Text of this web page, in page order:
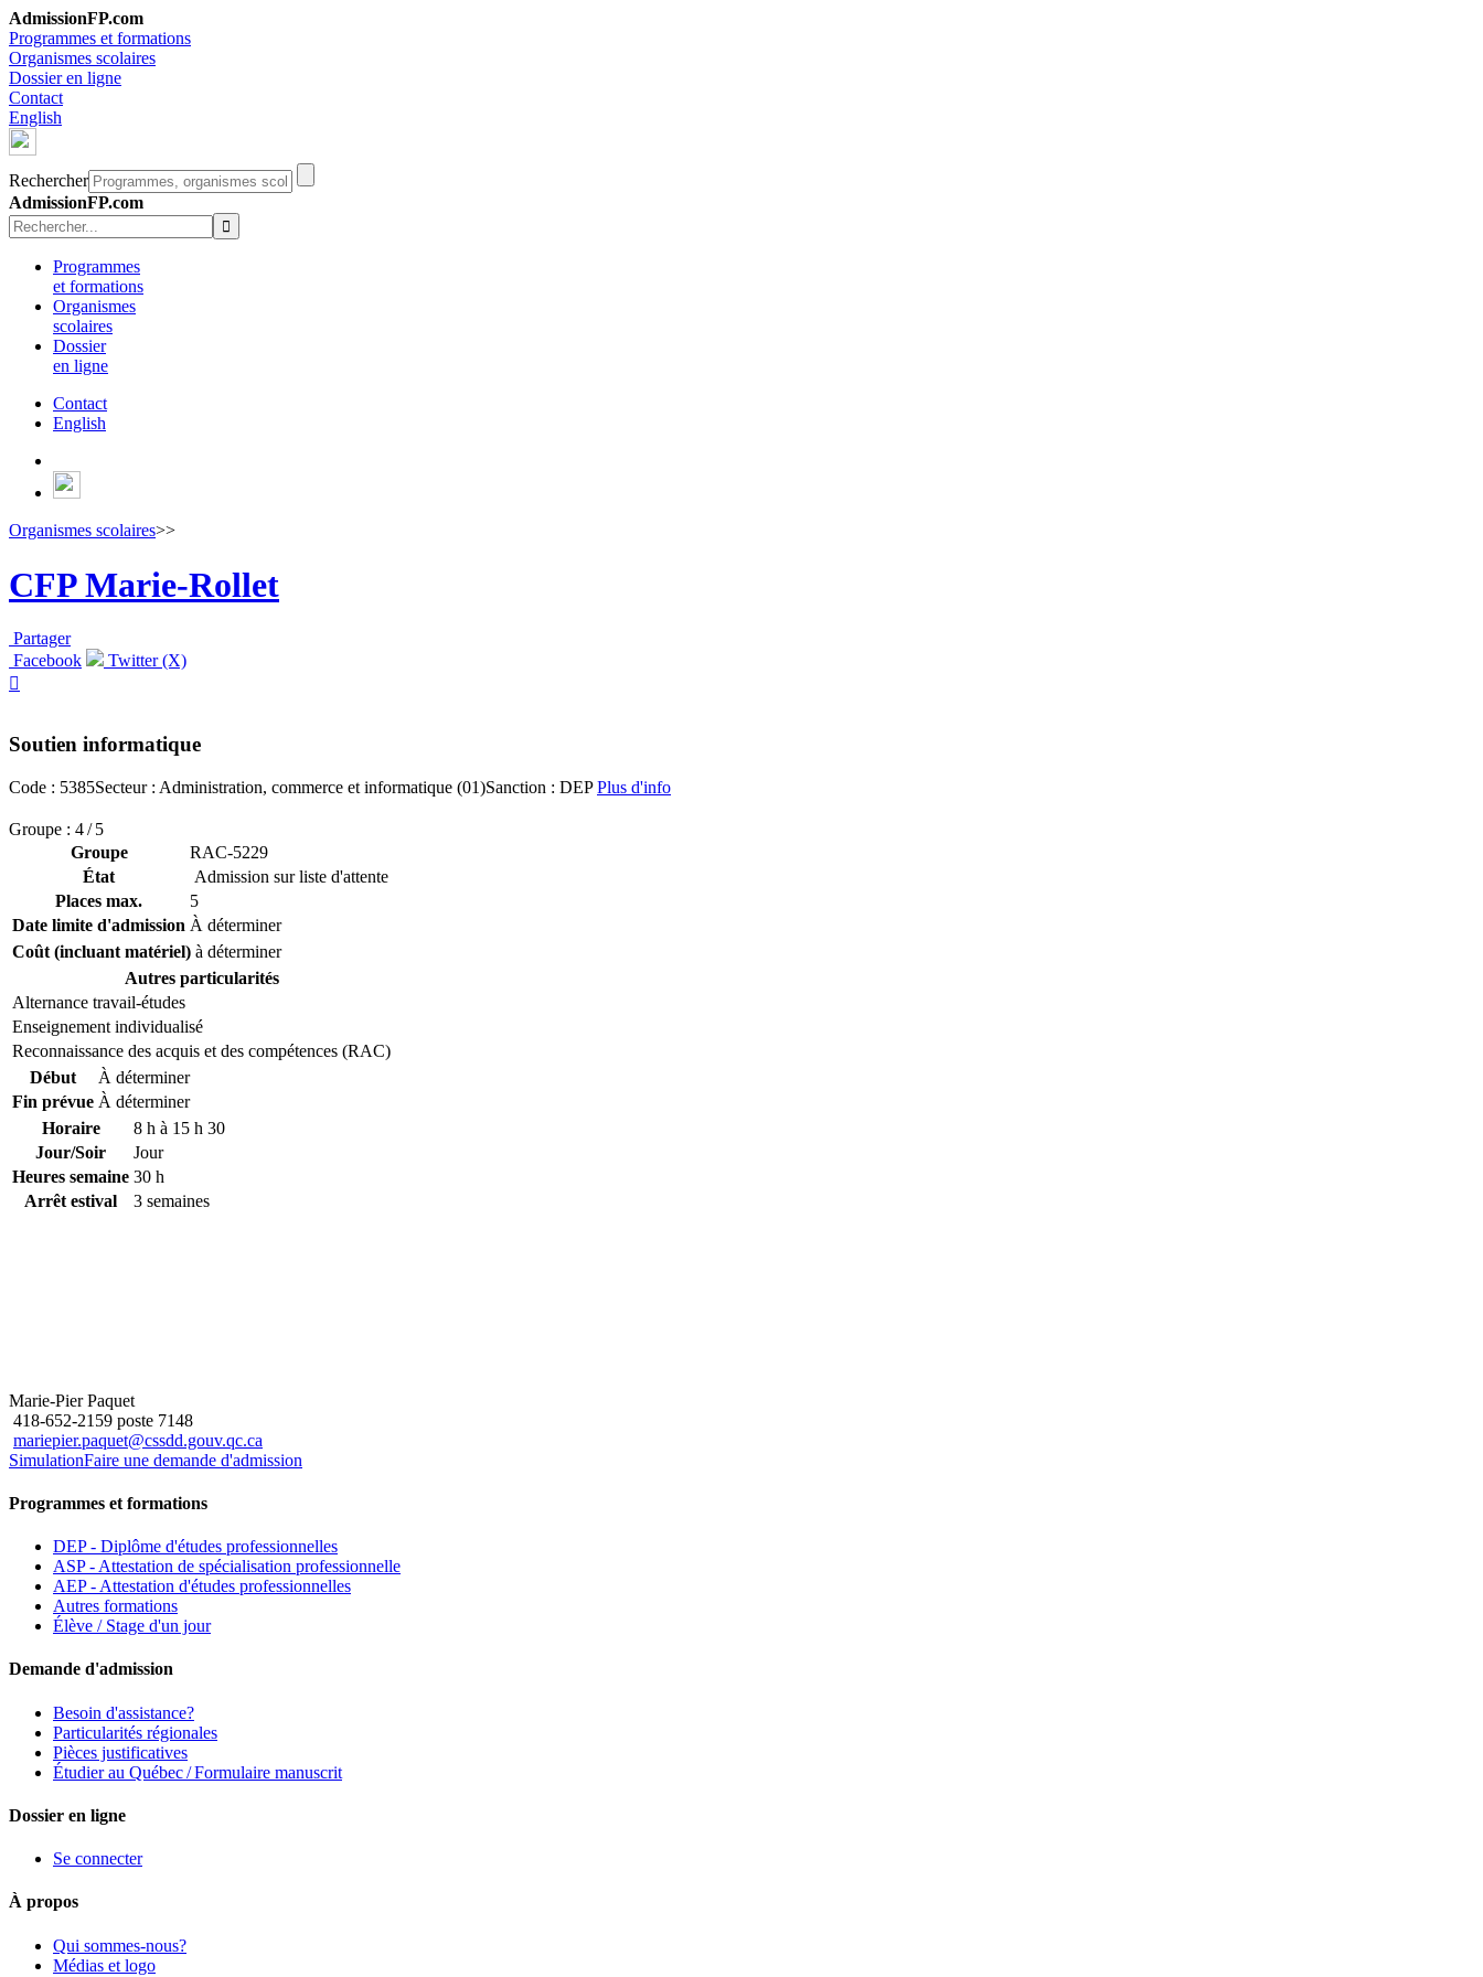
AdmissionFP.com
Programmes et formations
Organismes scolaires
Dossier en ligne
Contact
English
Rechercher
AdmissionFP.com
Programmes
et formations
Organismes
scolaires
Dossier
en ligne
Contact
English
Organismes scolaires>>
CFP Marie-Rollet
Partager
Facebook
Twitter (X)

Soutien informatique
Code : 5385Secteur : Administration, commerce et informatique (01)Sanction : DEPPlus d'info
Groupe : 4 / 5
Groupe
RAC-5229
État
Admission sur liste d'attente
Places max.
5
Date limite d'admission À déterminer
Coût (incluant matériel) à déterminer
Autres particularités
Alternance travail-études
Enseignement individualisé
Reconnaissance des acquis et des compétences (RAC)
Début
À déterminer
Fin prévue À déterminer
Horaire
8 h à 15 h 30
Jour/Soir
Jour
Heures semaine 30 h
Arrêt estival
3 semaines
Marie-Pier Paquet
418-652-2159 poste 7148
mariepier.paquet@cssdd.gouv.qc.ca
SimulationFaire une demande d'admission
Programmes et formations
DEP - Diplôme d'études professionnelles
ASP - Attestation de spécialisation professionnelle
AEP - Attestation d'études professionnelles
Autres formations
Élève / Stage d'un jour
Demande d'admission
Besoin d'assistance?
Particularités régionales
Pièces justificatives
Étudier au Québec / Formulaire manuscrit
Dossier en ligne
Se connecter
À propos
Qui sommes-nous?
Médias et logo